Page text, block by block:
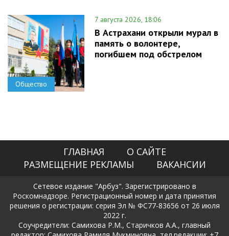
Общество
7 августа 2026, 18:06
В Астрахани открыли мурал в
память о волонтере,
погибшем под обстрелом
ГЛАВНАЯ
О САЙТЕ
РАЗМЕЩЕНИЕ РЕКЛАМЫ
ВАКАНСИИ
Сетевое издание "Арбуз". Зарегистрировано в
Роскомнадзоре. Регистрационный номер и дата принятия
решения о регистрации: серия Эл № ФС77-83656 от 26 июля
2022 г.
Соучредители: Самихова Р.М., Старичков А.А., главный